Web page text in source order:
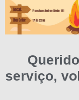
serviço,